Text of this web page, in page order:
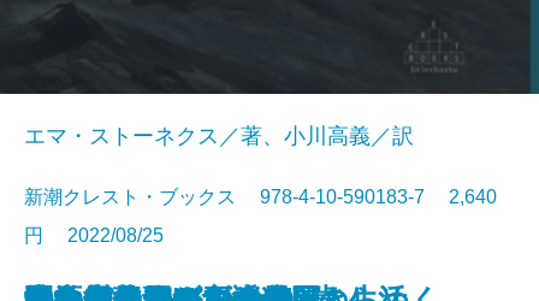
エマ・ストーネクス／著、小川高義／訳
新潮クレスト・ブックス 978-4-10-590183-7 2,640
円 2022/08/25